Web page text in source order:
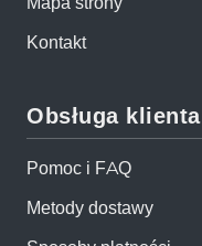
Kontakt
Obsługa klienta
Pomoc i FAQ
Metody dostawy